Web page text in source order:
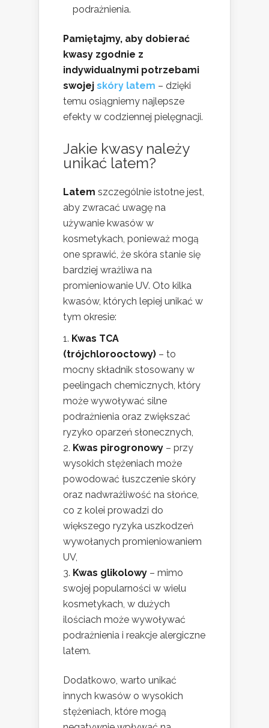
podrażnienia.
Pamiętajmy, aby dobierać
kwasy zgodnie z
indywidualnymi potrzebami
swojej skóry latem – dzięki
temu osiągniemy najlepsze
efekty w codziennej pielęgnacji.
Jakie kwasy należy
unikać latem?
Latem szczególnie istotne jest,
aby zwracać uwagę na
używanie kwasów w
kosmetykach, ponieważ mogą
one sprawić, że skóra stanie się
bardziej wrażliwa na
promieniowanie UV. Oto kilka
kwasów, których lepiej unikać w
tym okresie:
Kwas TCA
(trójchlorooctowy) – to
mocny składnik stosowany w
peelingach chemicznych, który
może wywoływać silne
podrażnienia oraz zwiększać
ryzyko oparzeń słonecznych,
Kwas pirogronowy – przy
wysokich stężeniach może
powodować łuszczenie skóry
oraz nadwrażliwość na słońce,
co z kolei prowadzi do
większego ryzyka uszkodzeń
wywołanych promieniowaniem
UV,
Kwas glikolowy – mimo
swojej popularności w wielu
kosmetykach, w dużych
ilościach może wywoływać
podrażnienia i reakcje alergiczne
latem.
Dodatkowo, warto unikać
innych kwasów o wysokich
stężeniach, które mogą